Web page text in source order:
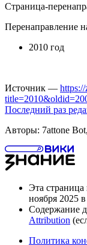
Страница-
Перенаправление
2010 год
Источник —
Последний раз
Авторы: 7attone Bot,
Эта страница
ноября 2025
Содержание
Attribution
Политика